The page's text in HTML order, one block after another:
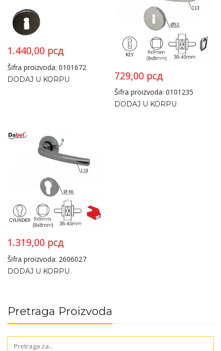
1.440,00 рсд
Šifra proizvoda: 0101672
DODAJ U KORPU 729,00 рсд
Šifra proizvoda: 0101235
DODAJ U KORPU
1.319,00 рсд
Šifra proizvoda: 2606027
DODAJ U KORPU
Pretraga Proizvoda